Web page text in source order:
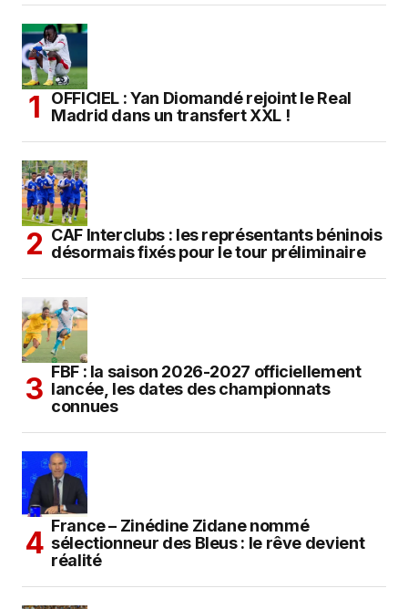
OFFICIEL : Yan Diomandé rejoint le Real
Madrid dans un transfert XXL !
CAF Interclubs : les représentants béninois
désormais fixés pour le tour préliminaire
FBF : la saison 2026-2027 officiellement
lancée, les dates des championnats
connues
France – Zinédine Zidane nommé
sélectionneur des Bleus : le rêve devient
réalité